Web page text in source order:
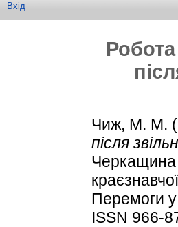
Вхід
Чиж, М. М.
після
Черкащина
Перемоги у
ISSN 966-